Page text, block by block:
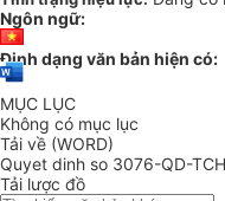
Ngôn ngữ:
Định dạng văn bản hiện có:
MỤC LỤC
Không có mục lục
Tải về (WORD)
Quyet dinh so 3076-QD-
Tải lược đồ